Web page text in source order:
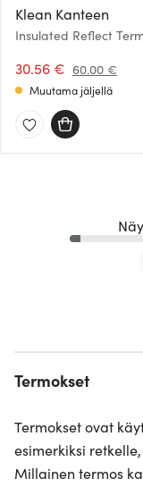
Klean Kanteen
Insulated Reflect
30.56 € 60.00 €
Muutama jäljellä
Termokset
Termokset ovat
esimerkiksi
Millainen termos